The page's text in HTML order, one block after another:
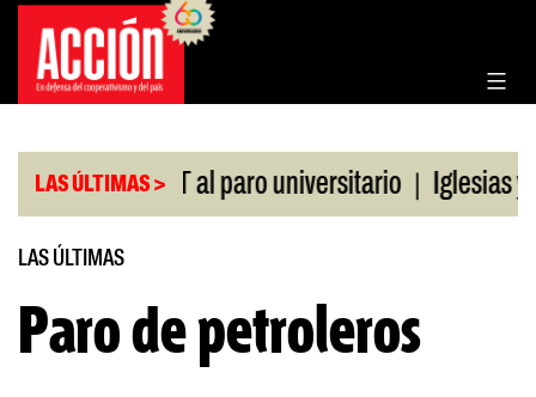
Saltar
contenido
LAS ÚLTIMAS >
de la CGT al paro universitario | Iglesias y
LAS ÚLTIMAS
Paro de petroleros